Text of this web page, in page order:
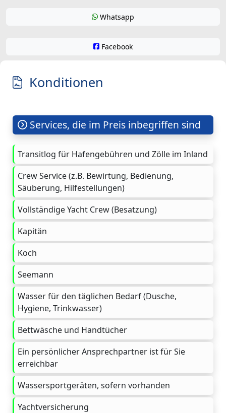
Whatsapp
Facebook
Konditionen
Services, die im Preis inbegriffen sind
Transitlog für Hafengebühren und Zölle im Inland
Crew Service (z.B. Bewirtung, Bedienung,
Säuberung, Hilfestellungen)
Vollständige Yacht Crew (Besatzung)
Kapitän
Koch
Seemann
Wasser für den täglichen Bedarf (Dusche,
Hygiene, Trinkwasser)
Bettwäsche und Handtücher
Ein persönlicher Ansprechpartner ist für Sie
erreichbar
Wassersportgeräten, sofern vorhanden
Yachtversicherung